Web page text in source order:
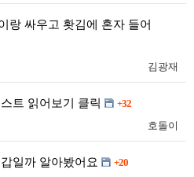
랑 싸우고 홧김에 혼자 들어
김광재
트 읽어보기 클릭 +32
호돌이
일까 알아봤어요 +20